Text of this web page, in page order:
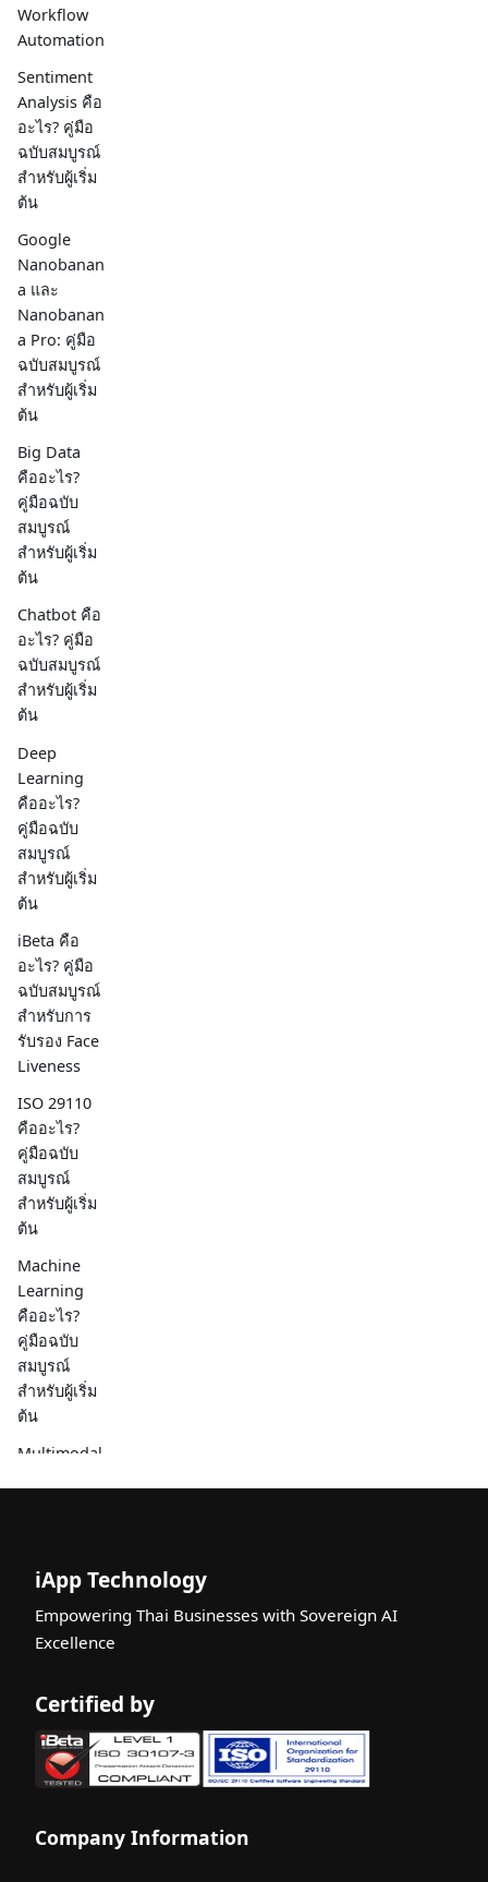
Workflow
Automation
Sentiment
Analysis คือ
อะไร? คู่มือ
ฉบับสมบูรณ์
สำหรับผู้เริ่ม
ต้น
Google
Nanobanan
a และ
Nanobanan
a Pro: คู่มือ
ฉบับสมบูรณ์
สำหรับผู้เริ่ม
ต้น
Big Data
คืออะไร?
คู่มือฉบับ
สมบูรณ์
สำหรับผู้เริ่ม
ต้น
Chatbot คือ
อะไร? คู่มือ
ฉบับสมบูรณ์
สำหรับผู้เริ่ม
ต้น
Deep
Learning
คืออะไร?
คู่มือฉบับ
สมบูรณ์
สำหรับผู้เริ่ม
ต้น
iBeta คือ
อะไร? คู่มือ
ฉบับสมบูรณ์
สำหรับการ
รับรอง Face
Liveness
ISO 29110
คืออะไร?
คู่มือฉบับ
สมบูรณ์
สำหรับผู้เริ่ม
ต้น
Machine
Learning
คืออะไร?
คู่มือฉบับ
สมบูรณ์
สำหรับผู้เริ่ม
ต้น
Multimodal
ต้น
รู้จัก
Generative
สำหรับผู้เริ่ม
Agentic AI
คู่มือฉบับ
iApp Technology
Empowering Thai Businesses with Sovereign AI
Excellence
Certified by
Company Information